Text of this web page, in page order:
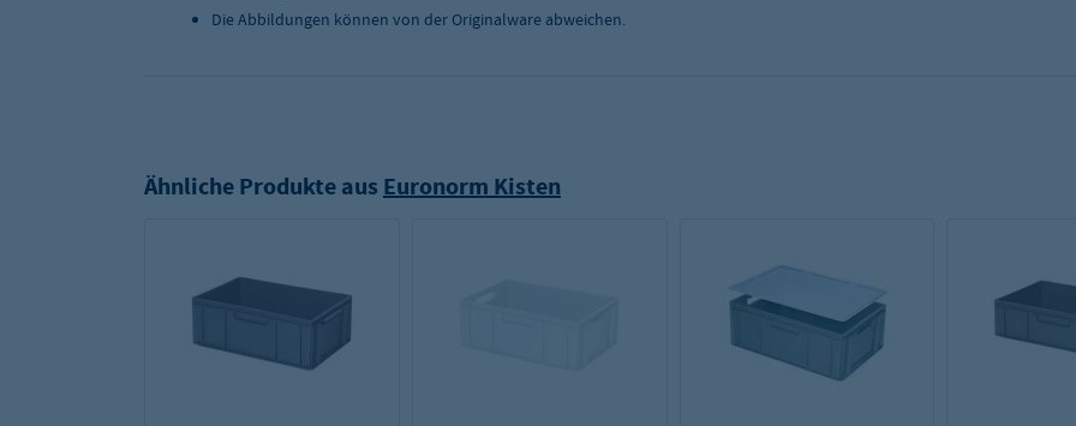
Die Abbildungen können von der Originalware abweichen.
Ähnliche Produkte aus Euronorm Kisten